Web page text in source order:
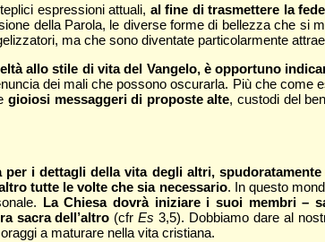
espressioni attuali, al fine di trasmettere la
della Parola, le diverse forme di bellezza che si
ma che sono diventate particolarmente
allo stile di vita del Vangelo, è opportuno
dei mali che possono oscurarla. Più che come
gioiosi messaggeri di proposte alte, custodi del
i dettagli della vita degli altri,
tutte le volte che sia necessario. In questo
La Chiesadovrà iniziare i suoi membri –
sacra dell’altro (cfrEs 3,5). Dobbiamo dare al
a maturare nella vita cristiana.